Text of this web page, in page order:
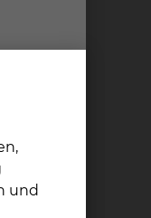
und